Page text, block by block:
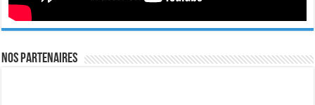
Nos Partenaires